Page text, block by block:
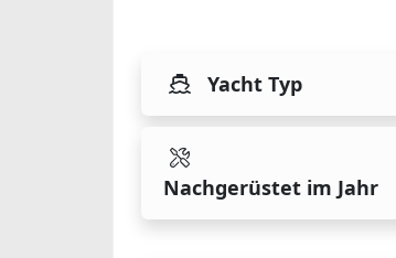
Yacht Typ
Nachgerüstet im Jahr